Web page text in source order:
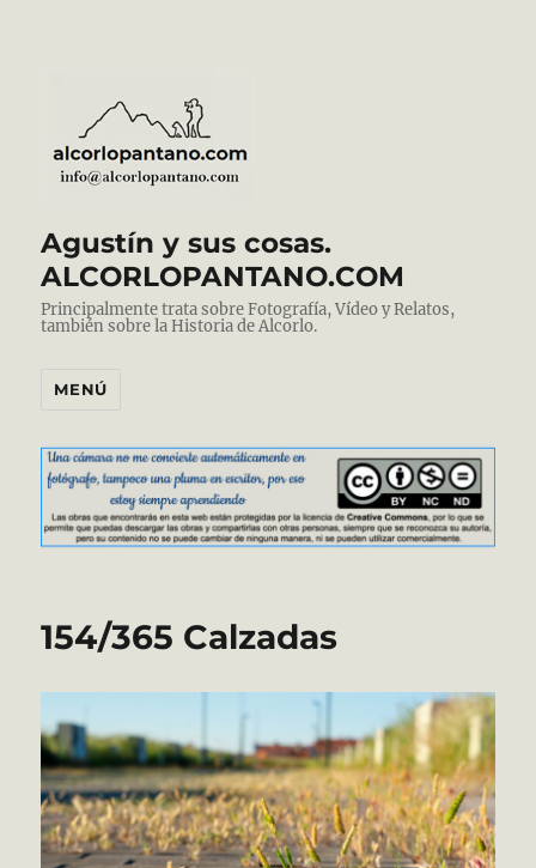
Agustín y sus cosas.
ALCORLOPANTANO.COM
Principalmente trata sobre Fotografía, Vídeo y Relatos,
también sobre la Historia de Alcorlo.
MENÚ
154/365 Calzadas